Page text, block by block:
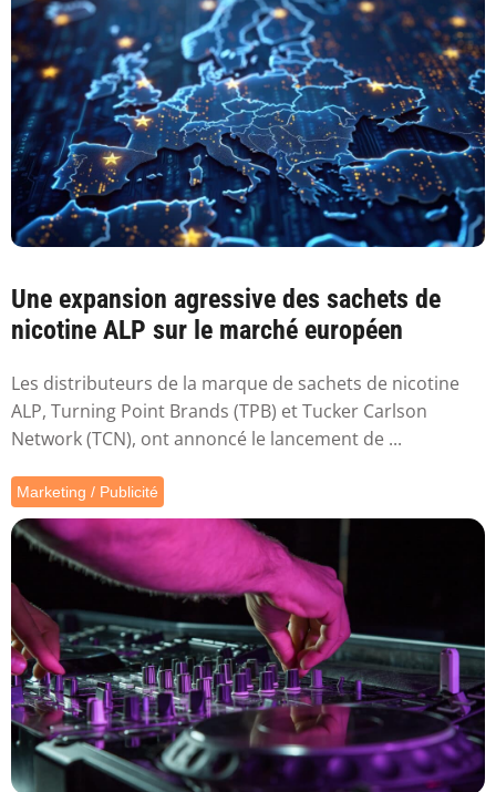
Une expansion agressive des sachets de
nicotine ALP sur le marché européen
Les distributeurs de la marque de sachets de nicotine
ALP, Turning Point Brands (TPB) et Tucker Carlson
Network (TCN), ont annoncé le lancement de ...
Marketing / Publicité